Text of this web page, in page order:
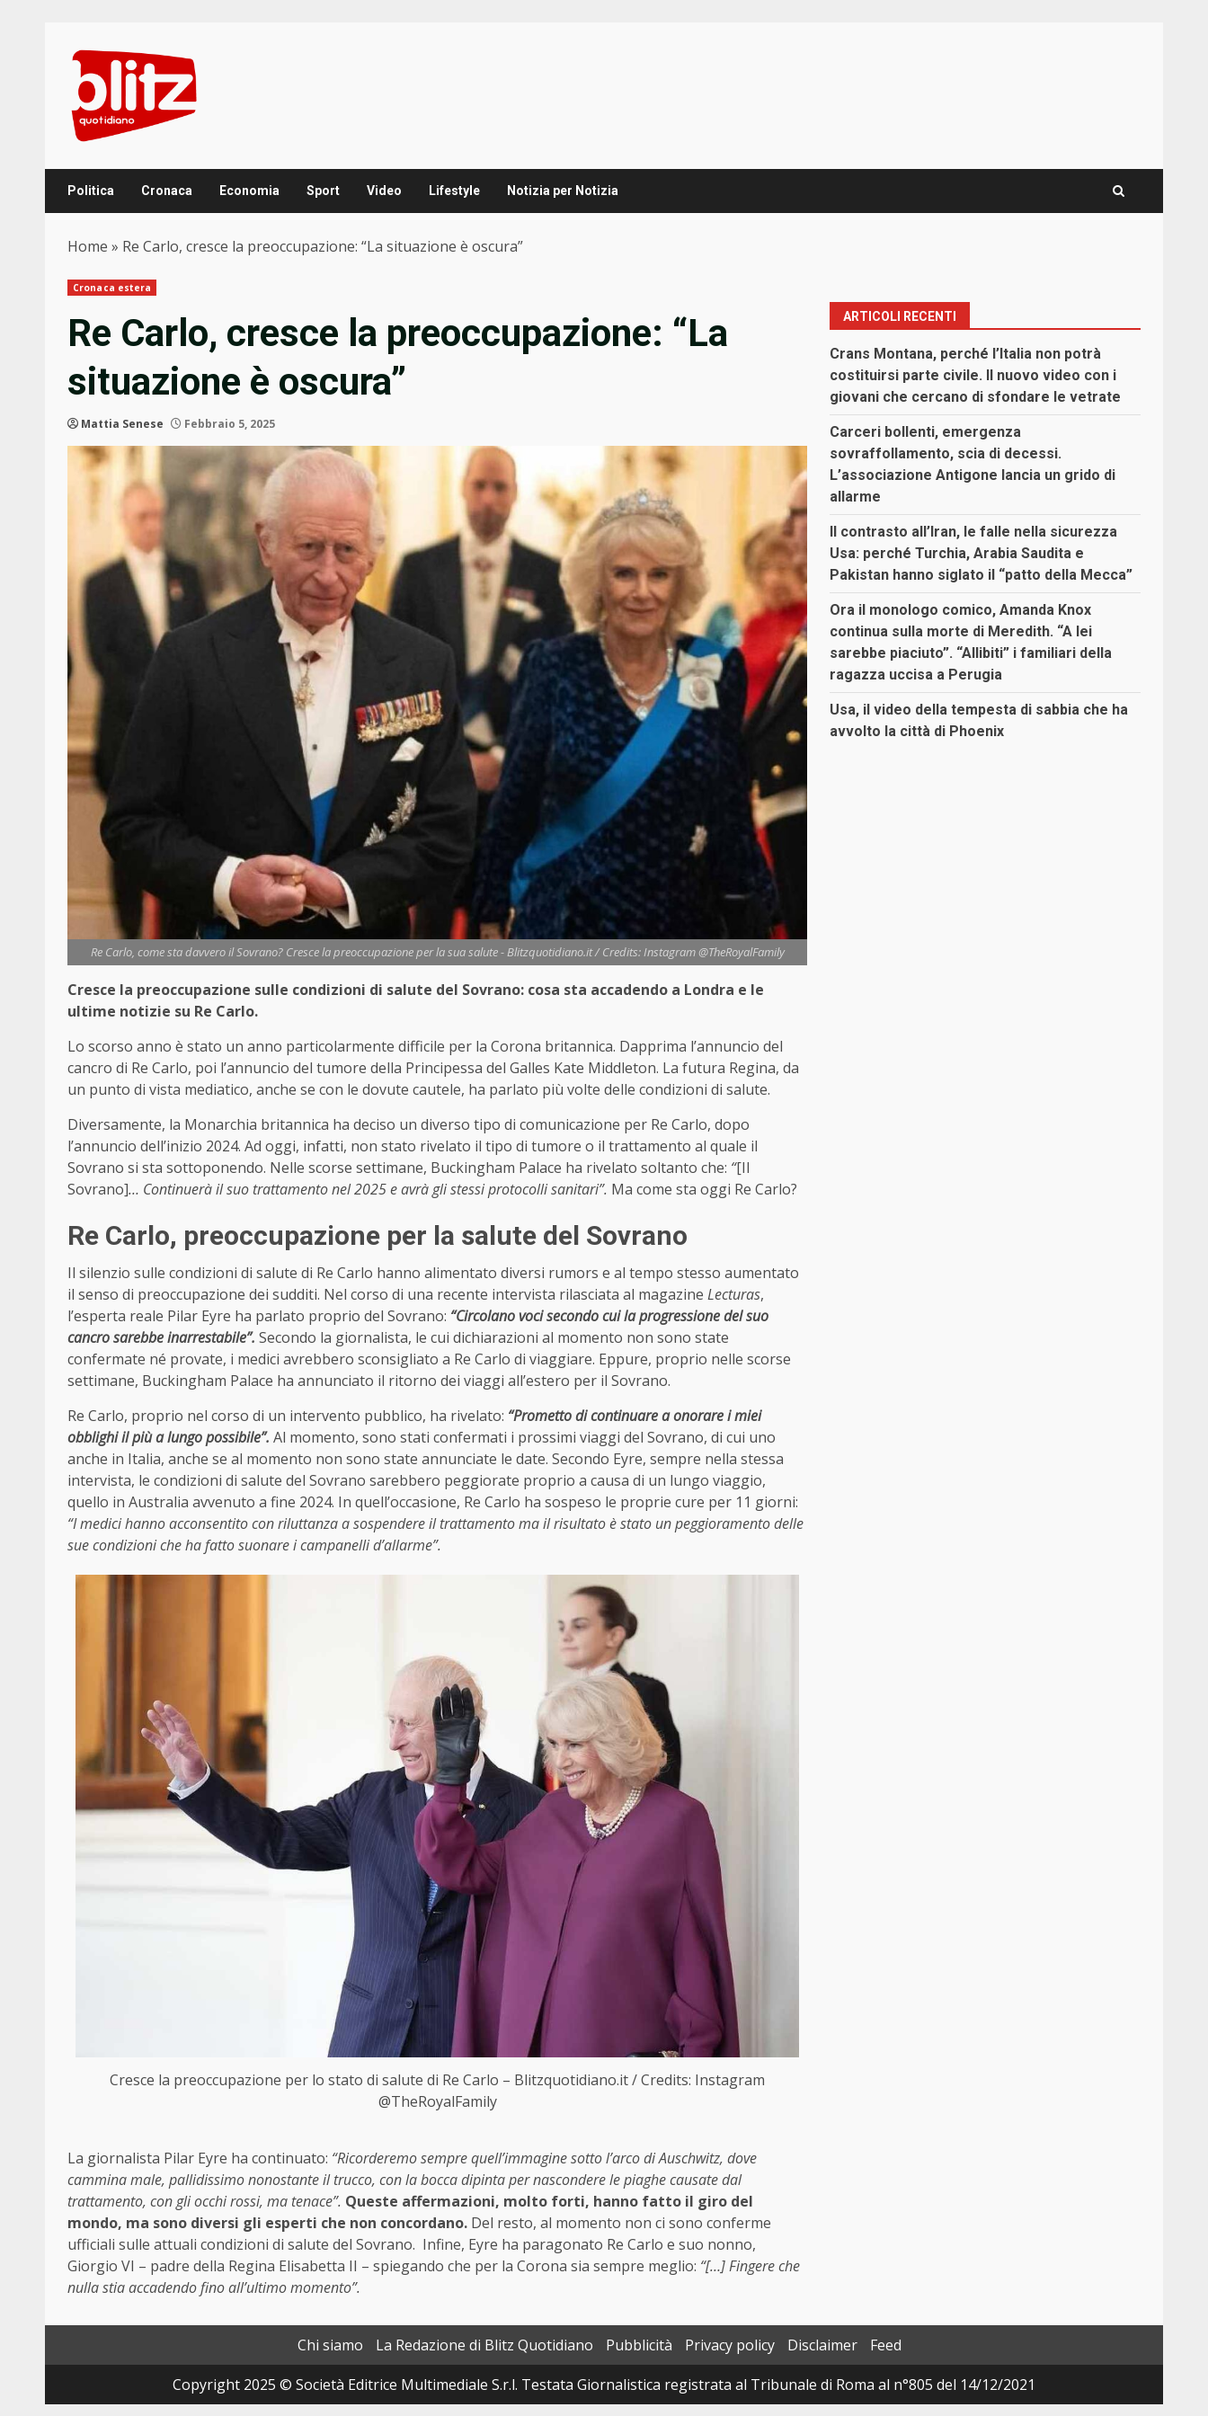
content
Politica Cronaca Economia Sport Video Lifestyle Notizia per Notizia
Home » Re Carlo, cresce la preoccupazione: “La situazione è oscura”
Cronaca estera
Re Carlo, cresce la preoccupazione: “La
situazione è oscura”
Mattia Senese Febbraio 5, 2025
Re Carlo, come sta davvero il Sovrano? Cresce la preoccupazione per la sua salute - Blitzquotidiano.it / Credits: Instagram @TheRoyalFamily
Cresce la preoccupazione sulle condizioni di salute del Sovrano: cosa sta accadendo a Londra e le
ultime notizie su Re Carlo.
Lo scorso anno è stato un anno particolarmente difficile per la Corona britannica. Dapprima l’annuncio del
cancro di Re Carlo, poi l’annuncio del tumore della Principessa del Galles Kate Middleton. La futura Regina, da
un punto di vista mediatico, anche se con le dovute cautele, ha parlato più volte delle condizioni di salute.
Diversamente, la Monarchia britannica ha deciso un diverso tipo di comunicazione per Re Carlo, dopo
l’annuncio dell’inizio 2024. Ad oggi, infatti, non stato rivelato il tipo di tumore o il trattamento al quale il
Sovrano si sta sottoponendo. Nelle scorse settimane, Buckingham Palace ha rivelato soltanto che: “[Il
Sovrano]… Continuerà il suo trattamento nel 2025 e avrà gli stessi protocolli sanitari”. Ma come sta oggi Re Carlo?
Re Carlo, preoccupazione per la salute del Sovrano
Il silenzio sulle condizioni di salute di Re Carlo hanno alimentato diversi rumors e al tempo stesso aumentato
il senso di preoccupazione dei sudditi. Nel corso di una recente intervista rilasciata al magazine Lecturas,
l’esperta reale Pilar Eyre ha parlato proprio del Sovrano: “Circolano voci secondo cui la progressione del suo
cancro sarebbe inarrestabile”. Secondo la giornalista, le cui dichiarazioni al momento non sono state
confermate né provate, i medici avrebbero sconsigliato a Re Carlo di viaggiare. Eppure, proprio nelle scorse
settimane, Buckingham Palace ha annunciato il ritorno dei viaggi all’estero per il Sovrano.
Re Carlo, proprio nel corso di un intervento pubblico, ha rivelato: “Prometto di continuare a onorare i miei
obblighi il più a lungo possibile”. Al momento, sono stati confermati i prossimi viaggi del Sovrano, di cui uno
anche in Italia, anche se al momento non sono state annunciate le date. Secondo Eyre, sempre nella stessa
intervista, le condizioni di salute del Sovrano sarebbero peggiorate proprio a causa di un lungo viaggio,
quello in Australia avvenuto a fine 2024. In quell’occasione, Re Carlo ha sospeso le proprie cure per 11 giorni:
“I medici hanno acconsentito con riluttanza a sospendere il trattamento ma il risultato è stato un peggioramento delle
sue condizioni che ha fatto suonare i campanelli d’allarme”.
Cresce la preoccupazione per lo stato di salute di Re Carlo – Blitzquotidiano.it / Credits: Instagram
@TheRoyalFamily
La giornalista Pilar Eyre ha continuato: “Ricorderemo sempre quell’immagine sotto l’arco di Auschwitz, dove
cammina male, pallidissimo nonostante il trucco, con la bocca dipinta per nascondere le piaghe causate dal
trattamento, con gli occhi rossi, ma tenace”. Queste affermazioni, molto forti, hanno fatto il giro del
mondo, ma sono diversi gli esperti che non concordano. Del resto, al momento non ci sono conferme
ufficiali sulle attuali condizioni di salute del Sovrano. Infine, Eyre ha paragonato Re Carlo e suo nonno,
Giorgio VI – padre della Regina Elisabetta II – spiegando che per la Corona sia sempre meglio: “[…] Fingere che
nulla stia accadendo fino all’ultimo momento”.
ARTICOLI RECENTI
Crans Montana, perché l’Italia non potrà
costituirsi parte civile. Il nuovo video con i
giovani che cercano di sfondare le vetrate
Carceri bollenti, emergenza
sovraffollamento, scia di decessi.
L’associazione Antigone lancia un grido di
allarme
Il contrasto all’Iran, le falle nella sicurezza
Usa: perché Turchia, Arabia Saudita e
Pakistan hanno siglato il “patto della Mecca”
Ora il monologo comico, Amanda Knox
continua sulla morte di Meredith. “A lei
sarebbe piaciuto”. “Allibiti” i familiari della
ragazza uccisa a Perugia
Usa, il video della tempesta di sabbia che ha
avvolto la città di Phoenix
Chi siamo La Redazione di Blitz Quotidiano Pubblicità Privacy policy Disclaimer
Feed
Copyright 2025 © Società Editrice Multimediale S.r.l. Testata Giornalistica registrata al Tribunale di Roma al n°805 del 14/12/2021